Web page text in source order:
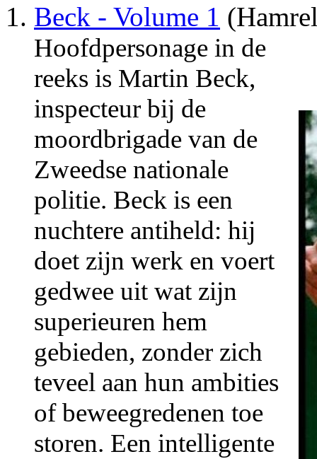
Beck - Volume 1
Hoofdpersonage in de
reeks is Martin Beck,
inspecteur bij de
moordbrigade van de
Zweedse nationale
politie. Beck is een
nuchtere antiheld: hij
doet zijn werk en voert
gedwee uit wat zijn
superieuren hem
gebieden, zonder zich
teveel aan hun ambities
of beweegredenen toe
storen. Een intelligente